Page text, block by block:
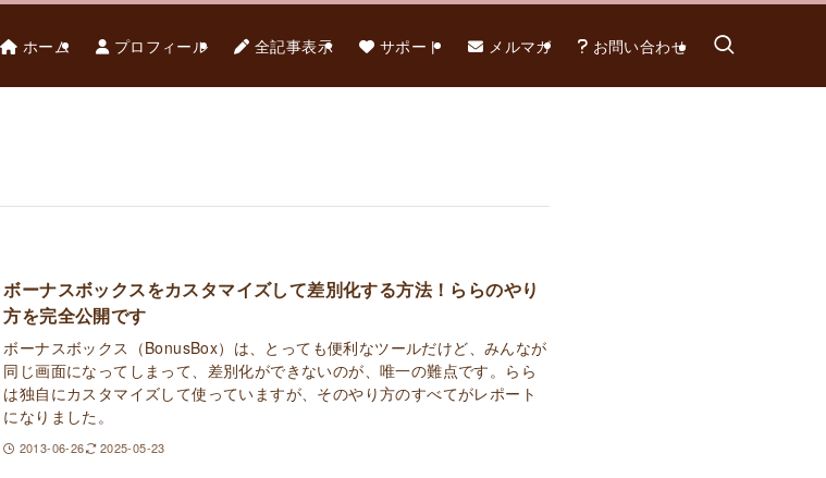
ホーム プロフィール 全記事表示 サポート メルマガ お問い合わせ
ボーナスボックスをカスタマイズして差別化する方法！ららのやり
方を完全公開です
ボーナスボックス（BonusBox）は、とっても便利なツールだけど、みんなが
同じ画面になってしまって、差別化ができないのが、唯一の難点です。らら
は独自にカスタマイズして使っていますが、そのやり方のすべてがレポート
になりました。
2013-06-26 2025-05-23